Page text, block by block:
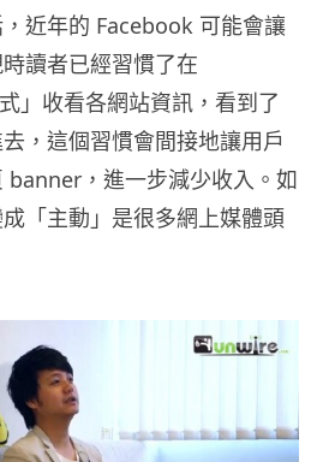
近年的 Facebook 可能會讓
讀者已經習慣了在
」收看各網站資訊，看到了
，這個習慣會間接地讓用戶
banner，進一步減少收入。如
「主動」是很多網上媒體頭